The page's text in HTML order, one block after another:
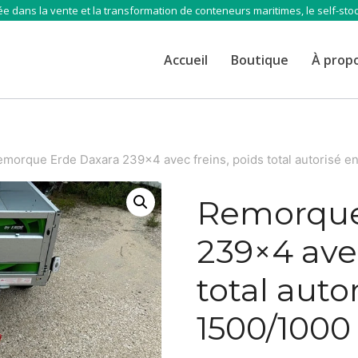
dans la vente et la transformation de conteneurs maritimes, le self-
Accueil Boutique À
Erde Daxara 239×4 avec freins, poids total autorisé
239×4
total
1500/